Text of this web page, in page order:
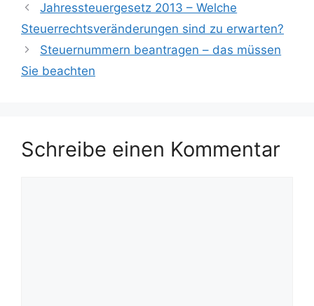
Jahressteuergesetz 2013 – Welche
Steuerrechtsveränderungen sind zu erwarten?
Steuernummern beantragen – das müssen
Sie beachten
Schreibe einen Kommentar